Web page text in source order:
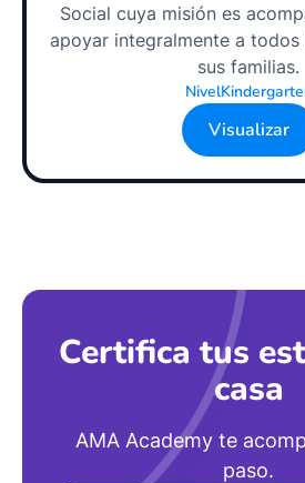
Social cuya misión es
apoyar integralmente a todos
sus familias.
Nivel
Visualizar
Certifica tus
casa
AMA Academy te
paso.